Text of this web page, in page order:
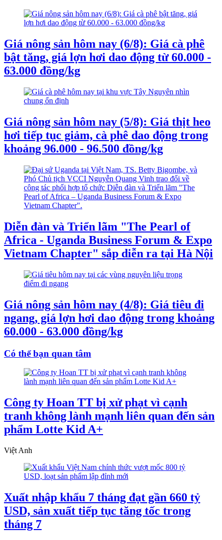
Giá nông sản hôm nay (6/8): Giá cà phê
bật tăng, giá lợn hơi dao động từ 60.000 -
63.000 đồng/kg
Giá nông sản hôm nay (5/8): Giá thịt heo
hơi tiếp tục giảm, cà phê dao động trong
khoảng 96.000 - 96.500 đồng/kg
Diễn đàn và Triển lãm "The Pearl of
Africa - Uganda Business Forum & Expo
Vietnam Chapter" sắp diễn ra tại Hà Nội
Giá nông sản hôm nay (4/8): Giá tiêu đi
ngang, giá lợn hơi dao động trong khoảng
60.000 - 63.000 đồng/kg
Có thể bạn quan tâm
Công ty Hoan TT bị xử phạt vì cạnh
tranh không lành mạnh liên quan đến sản
phẩm Lotte Kid A+
Việt Anh
Xuất nhập khẩu 7 tháng đạt gần 660 tỷ
USD, sản xuất tiếp tục tăng tốc trong
tháng 7